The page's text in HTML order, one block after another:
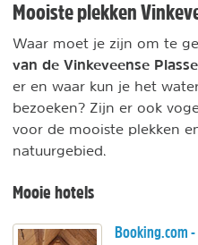
Mooiste plekken
Waar moet je zijn om te
van de Vinkeveense
er en waar kun je het
bezoeken? Zijn er ook
voor de mooiste plekken
natuurgebied.
Mooie hotels
Booking.com